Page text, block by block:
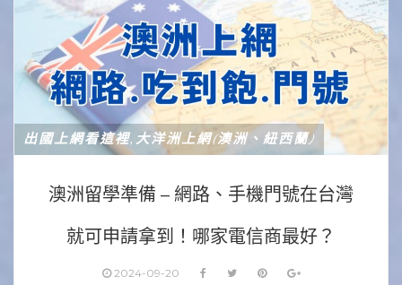
出國上網看這裡, 大洋洲上網(澳洲、紐西蘭)
澳洲留學準備 – 網路、手機門號在台灣
就可申請拿到！哪家電信商最好？
2024-09-20